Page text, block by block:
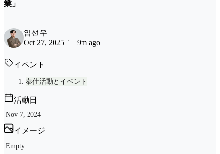
業」
임선우
Oct 27, 2025
9m ago
イベント
奉仕活動とイベント
活動日
Nov 7, 2024
イメージ
Empty